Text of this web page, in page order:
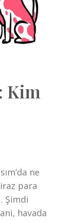
Kim
ne
para
Şimdi
havada